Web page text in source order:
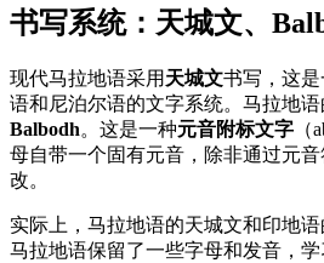
书写系统：天城文、
现代马拉地语采用 天城文书写，这
语和尼泊尔语的文字系统。马拉地
Balbodh。这是一种元音附标文字
母自带一个固有元音，除非通过元
改。
实际上，马拉地语的天城文和印地语
马拉地语保留了一些字母和发音，